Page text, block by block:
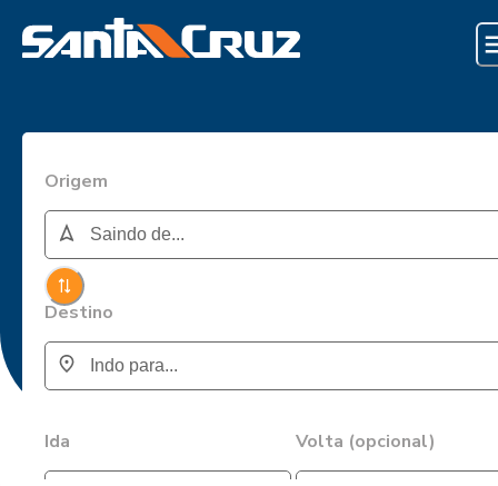
Origem
Destino
Ida Volta (opcional)